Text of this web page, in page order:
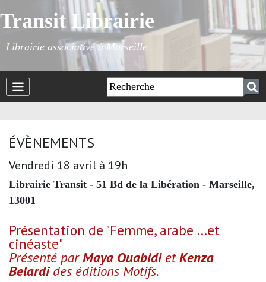
Transit Librairie
Librairie associative à Marseille
ÉVÈNEMENTS
Vendredi 18 avril à 19h
Librairie Transit - 51 Bd de la Libération - Marseille,
13001
Présentation de "Femme, arabe ...et
cinéaste"
Présenté parMaya OuabidietKenza
Belardides éditions Motifs.